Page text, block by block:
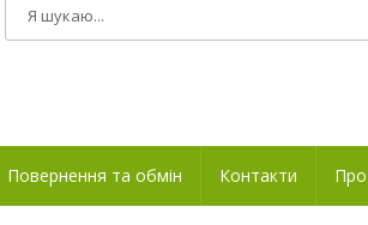
Повернення та обмін Контакти